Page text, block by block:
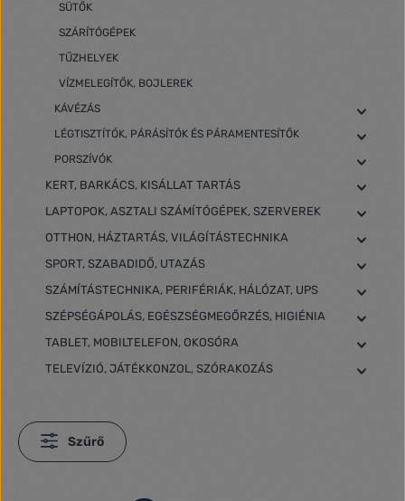
SÜTŐK
SZÁRÍTÓGÉPEK
TŰZHELYEK
VÍZMELEGÍTŐK, BOJLEREK
KÁVÉZÁS
LÉGTISZTÍTÓK, PÁRÁSÍTÓK ÉS PÁRAMENTESÍTŐK
PORSZÍVÓK
KERT, BARKÁCS, KISÁLLAT TARTÁS
LAPTOPOK, ASZTALI SZÁMÍTÓGÉPEK, SZERVEREK
OTTHON, HÁZTARTÁS, VILÁGÍTÁSTECHNIKA
SPORT, SZABADIDŐ, UTAZÁS
SZÁMÍTÁSTECHNIKA, PERIFÉRIÁK, HÁLÓZAT, UPS
SZÉPSÉGÁPOLÁS, EGÉSZSÉGMEGŐRZÉS, HIGIÉNIA
TABLET, MOBILTELEFON, OKOSÓRA
TELEVÍZIÓ, JÁTÉKKONZOL, SZÓRAKOZÁS
Szűrő